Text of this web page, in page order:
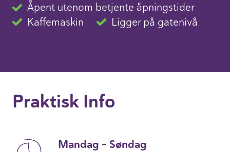
Åpent utenom betjente åpningstider
Kaffemaskin
Ligger på gatenivå
Praktisk Info
Mandag – Søndag